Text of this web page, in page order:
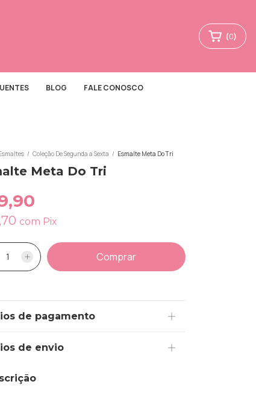
(0)
BLOG FALE CONOSCO
/ Coleção De Segunda a Sexta / Esmalte Meta Do Tri
Meta Do Tri
com Pix
de pagamento
de envio